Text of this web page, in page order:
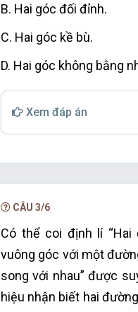
B. Hai góc đối đỉnh.
C. Hai góc kề bù.
D. Hai góc không bằng
Xem đáp án
CÂU 3/6
Có thể coi định lí
vuông góc với một
song với nhau” được
hiệu nhận biết hai